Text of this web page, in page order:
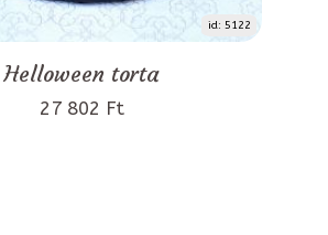
id: 5122
Helloween torta
27 802 Ft